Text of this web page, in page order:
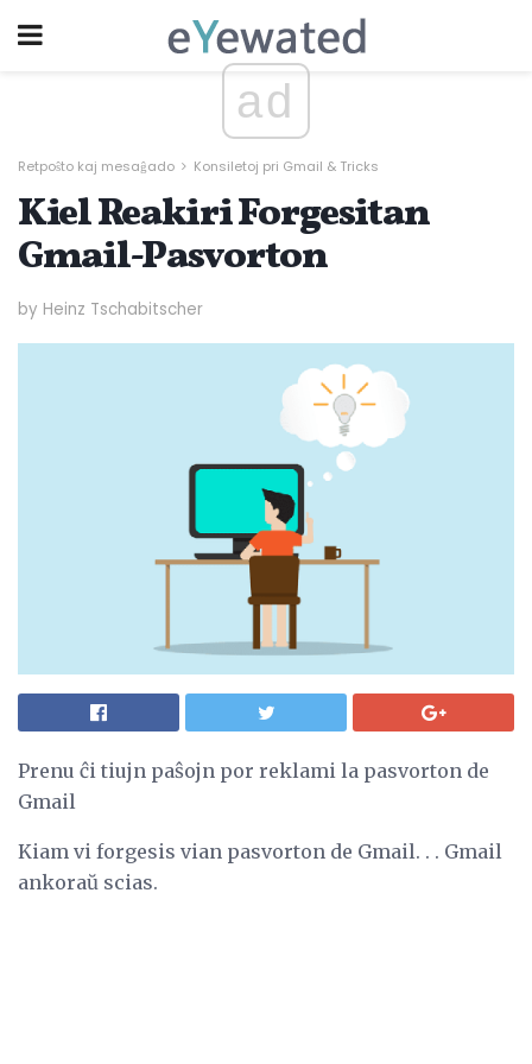
ad
Retpoŝto kaj mesaĝado Konsiletoj pri Gmail & Tricks
Kiel Reakiri Forgesitan
Gmail-Pasvorton
by Heinz Tschabitscher
Prenu ĉi tiujn paŝojn por reklami la pasvorton de
Gmail
Kiam vi forgesis vian pasvorton de Gmail. . . Gmail
ankoraŭ scias.